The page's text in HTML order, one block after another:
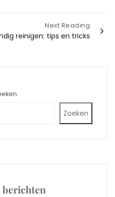
Next Reading
reinigen: tips en tricks
Zoeken
berichten